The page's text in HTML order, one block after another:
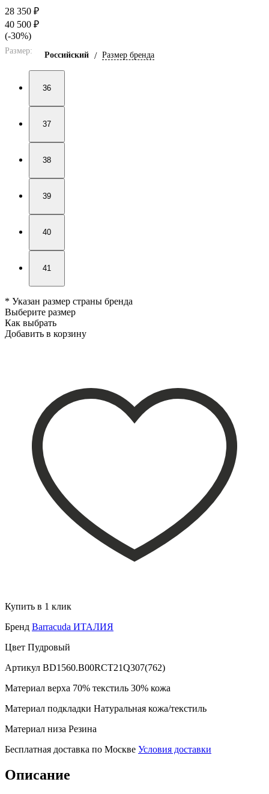
28 350 ₽
40 500 ₽
(-30%)
Размер: Российский / Размер бренда
36
37
38
39
40
41
* Указан размер страны бренда
Выберите размер
Как выбрать
Добавить в корзину
Купить в 1 клик
Бренд Barracuda ИТАЛИЯ
Цвет Пудровый
Артикул BD1560.B00RCT21Q307(762)
Материал верха 70% текстиль 30% кожа
Материал подкладки Натуральная кожа/текстиль
Материал низа Резина
Бесплатная доставка по Москве Условия доставки
Описание